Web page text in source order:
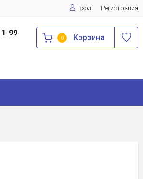
Вход Регистрация
99
0 Корзина